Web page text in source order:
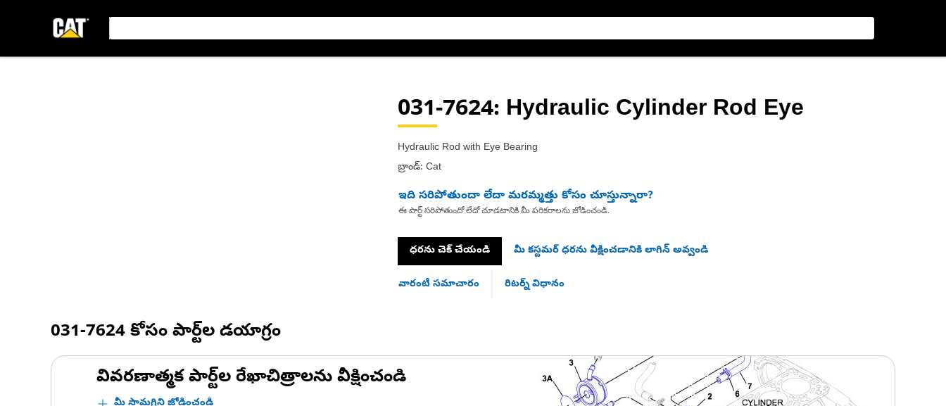
031-7624: Hydraulic Cylinder Rod Eye
Hydraulic Rod with Eye Bearing
బ్రాండ్: Cat
ఇది సరిపోతుందా లేదా మరమ్మత్తు కోసం చూస్తున్నారా?
ఈ పార్ట్ సరిపోతుందో లేదో చూడటానికి మీ పరికరాలను జోడించండి.
ధరను చెక్ చేయండి మీ కస్టమర్ ధరను వీక్షించడానికి లాగిన్ అవ్వండి
వారంటీ సమాచారం రిటర్న్ విధానం
031-7624 కోసం పార్ట్‌ల డయాగ్రం
వివరణాత్మక పార్ట్‌ల రేఖాచిత్రాలను వీక్షించండి